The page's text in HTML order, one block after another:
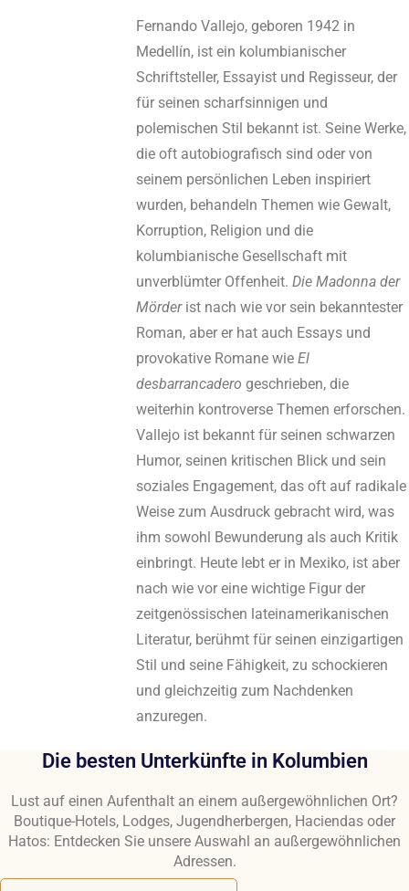
Fernando Vallejo, geboren 1942 in
Medellín, ist ein kolumbianischer
Schriftsteller, Essayist und Regisseur, der
für seinen scharfsinnigen und
polemischen Stil bekannt ist. Seine Werke,
die oft autobiografisch sind oder von
seinem persönlichen Leben inspiriert
wurden, behandeln Themen wie Gewalt,
Korruption, Religion und die
kolumbianische Gesellschaft mit
unverblümter Offenheit.Die Madonna der
Mörderist nach wie vor sein bekanntester
Roman, aber er hat auch Essays und
provokative Romane wieEl
desbarrancadero geschrieben, die
weiterhin kontroverse Themen erforschen.
Vallejo ist bekannt für seinen schwarzen
Humor, seinen kritischen Blick und sein
soziales Engagement, das oft auf radikale
Weise zum Ausdruck gebracht wird, was
ihm sowohl Bewunderung als auch Kritik
einbringt. Heute lebt er in Mexiko, ist aber
nach wie vor eine wichtige Figur der
zeitgenössischen lateinamerikanischen
Literatur, berühmt für seinen einzigartigen
Stil und seine Fähigkeit, zu schockieren
und gleichzeitig zum Nachdenken
anzuregen.
Die besten Unterkünfte in Kolumbien
Lust auf einen Aufenthalt an einem außergewöhnlichen Ort?
Boutique-Hotels, Lodges, Jugendherbergen, Haciendas oder
Hatos: Entdecken Sie unsere Auswahl an außergewöhnlichen
Adressen.